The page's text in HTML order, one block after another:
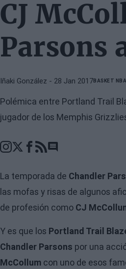
CJ
Parsons
Iñaki González - 28 Jan 2017BASKET NBA
Polémica entre Portland Trail
jugador de los Memphis
Go to comments section
La temporada de Chandler
las mofas y risas de algunos
de profesión como CJ
Y es que los Portland Trail
Chandler Parsons por una
McCollum con uno de esos